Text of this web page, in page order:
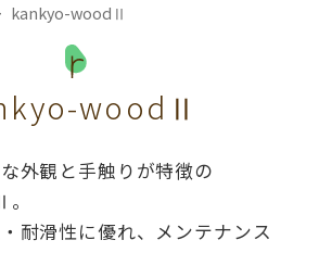
kankyo-woodⅡ
woodⅡ
外観と手触りが特徴の
耐滑性に優れ、メンテナンス